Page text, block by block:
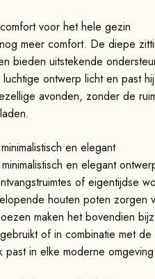
voor het hele gezin
meer comfort. De diepe
bieden uitstekende
ontwerp licht en past
avonden, zonder de
en elegant
en elegant
of eigentijdse
houten poten zorgen
maken het bovendien
of in combinatie met de
in elke moderne omgeving.